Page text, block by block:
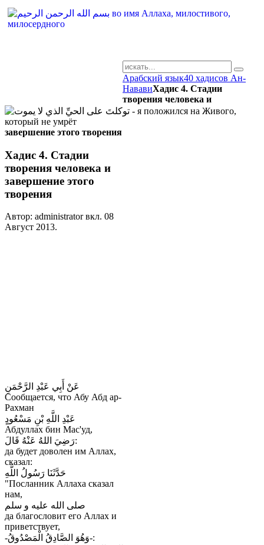
Арабский язык40 хадисов Ан-
НававиХадис 4. Стадии
творения человека и
завершение этого творения
Хадис 4. Стадии
творения человека и
завершение этого
творения
Автор: administrator вкл. 08
Август 2013.
عَنْ أَبِي عَبْدِ الرَّحْمَنِ
Сообщается, что Абу Абд ар-
Рахман
عَبْدِ اللَّهِ بْنِ مَسْعُودٍ
Абдуллах бин Мас'уд,
رَضِيَ اللهُ عَنْهُ قَالَ:
да будет доволен им Аллах,
сказал:
حَدَّثَنَا رَسُولُ اللَّهِ
"Посланник Аллаха сказал
нам,
صلى الله عليه و سلم
да благословит его Аллах и
приветствует,
-وَهُوَ الصَّادِقُ الْمَصْدُوقُ-: